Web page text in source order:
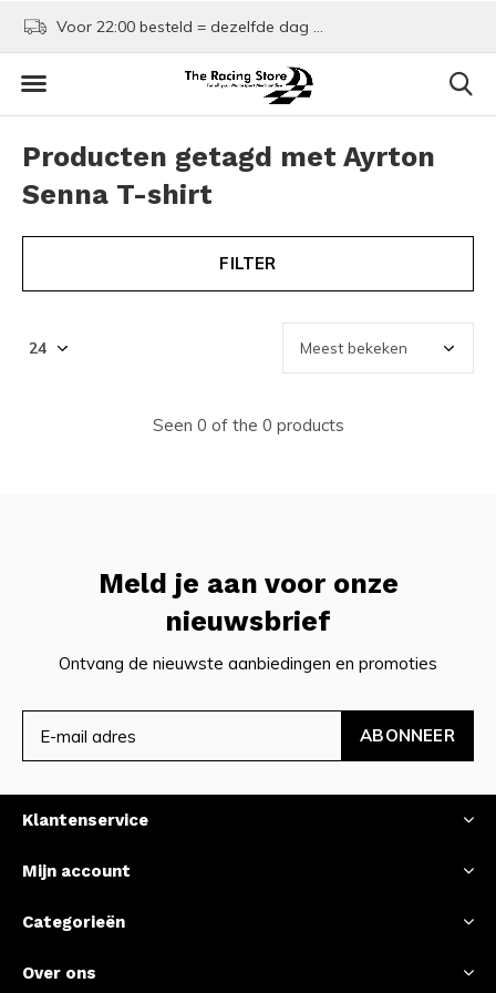
Voor 22:00 besteld = dezelfde dag verzonden!
Producten getagd met Ayrton
Senna T-shirt
FILTER
Seen 0 of the 0 products
Meld je aan voor onze
nieuwsbrief
Ontvang de nieuwste aanbiedingen en promoties
ABONNEER
Klantenservice
Mijn account
Categorieën
Over ons